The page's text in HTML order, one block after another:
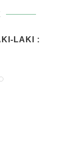
LAKI :